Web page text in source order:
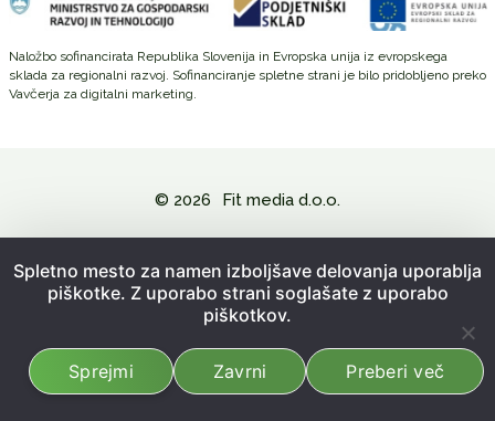
Naložbo sofinancirata Republika Slovenija in Evropska unija iz evropskega
sklada za regionalni razvoj. Sofinanciranje spletne strani je bilo pridobljeno preko
Vavčerja za digitalni marketing.
© 2026 Fit media d.o.o.
Splošni pogoji poslovanja
Izdelava spletne strani: Emigma
Spletno mesto za namen izboljšave delovanja uporablja
piškotke. Z uporabo strani soglašate z uporabo
piškotkov.
Sprejmi Zavrni Preberi več